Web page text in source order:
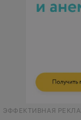
ЭФФЕКТИВНАЯ